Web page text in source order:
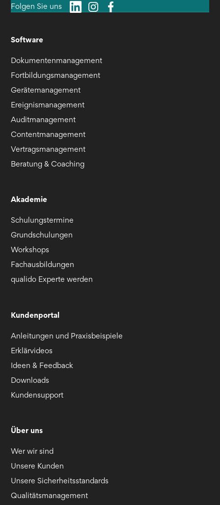
Folgen Sie uns
Software
Dokumentenmanagement
Fortbildungsmanagement
Gerätemanagement
Ereignismanagement
Auditmanagement
Contentmanagement
Vertragsmanagement
Beratung & Coaching
Akademie
Schulungstermine
Grundschulungen
Workshops
Fachausbildungen
qualido Experte werden
Kundenportal
Anleitungen und Praxisbeispiele
Erklärvideos
Ideen & Feedback
Downloads
Kundensupport
Über uns
Wer wir sind
Unsere Kunden
Unsere Sicherheitsstandards
Qualitätsmanagement